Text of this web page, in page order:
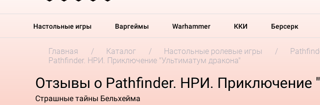
Настольные игры Варгеймы Warhammer ККИ Берсерк
Главная Каталог Настольные ролевые игры
Pathfinder. НРИ. Приключение "Ультиматум дракона"
Отзывы о Pathfinder. НРИ. Приключение
Страшные тайны Бельхейма